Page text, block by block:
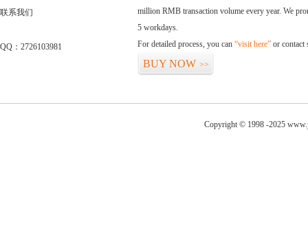
联系我们
QQ：2726103981
million RMB transaction volume every year. We
5 workdays.
For detailed process, you can “visit here” or contact
BUY NOW >>
Copyright © 1998 -2025